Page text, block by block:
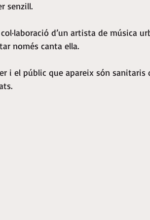
senzill.
d’un artista de música
només canta ella.
i el públic que apareix són sanitaris